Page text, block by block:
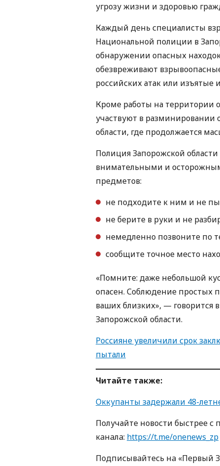
угрозу жизни и здоровью
Каждый день специалисты
Национальной полиции в
обнаружении опасных
обезвреживают
российских атак или изъятые
Кроме работы на территории
участвуют в разминировании
области, где продолжается
Полиция Запорожской
внимательными и
предметов:
не подходите к ним и не
не берите в руки и не
немедленно позвоните по
сообщите точное место
«Помните: даже небольшой
опасен. Соблюдение простых
ваших близких», —
Запорожской области.
Россияне увеличили срок
пытали
Читайте также:
Оккупанты задержали 48-
Получайте новости быстрее
кaнaлa: https://t.me/onenews_zp
Пoдписывaйтесь нa «Первый